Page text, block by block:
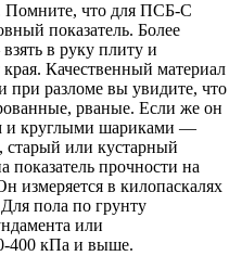
Помните, что для ПСБ-С
показатель. Более
в руку плиту и
Качественный материал
при разломе вы увидите, что
рваные. Если же он
и круглыми шариками —
старый или кустарный
прочности на
измеряется в килопаскалях
пола по грунту
или
400 кПа и выше.